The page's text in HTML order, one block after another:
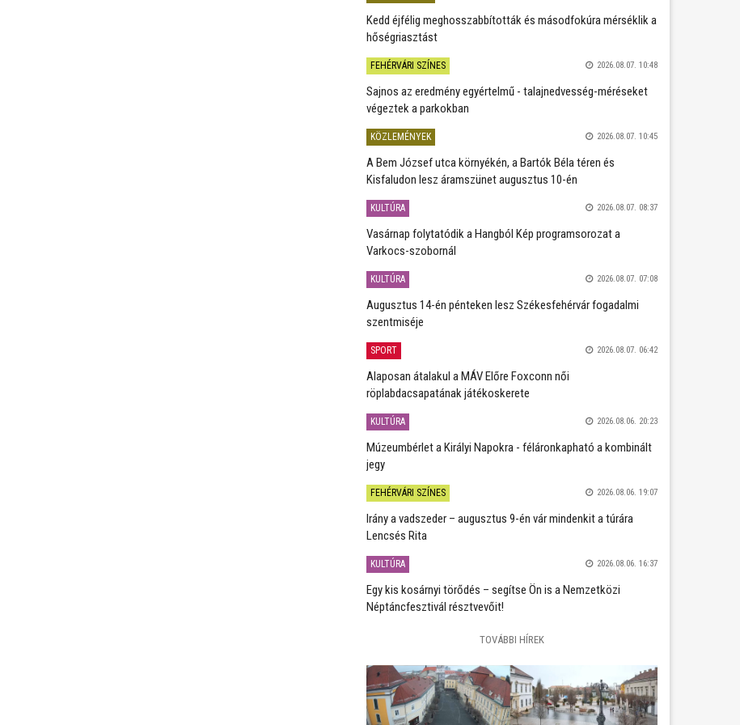
Kedd éjfélig meghosszabbították és másodfokúra mérséklik a
hőségriasztást
FEHÉRVÁRI SZÍNES 2026.08.07. 10:48
Sajnos az eredmény egyértelmű - talajnedvesség-méréseket
végeztek a parkokban
KÖZLEMÉNYEK 2026.08.07. 10:45
A Bem József utca környékén, a Bartók Béla téren és
Kisfaludon lesz áramszünet augusztus 10-én
KULTÚRA 2026.08.07. 08:37
Vasárnap folytatódik a Hangból Kép programsorozat a
Varkocs-szobornál
KULTÚRA 2026.08.07. 07:08
Augusztus 14-én pénteken lesz Székesfehérvár fogadalmi
szentmiséje
SPORT 2026.08.07. 06:42
Alaposan átalakul a MÁV Előre Foxconn női
röplabdacsapatának játékoskerete
KULTÚRA 2026.08.06. 20:23
Múzeumbérlet a Királyi Napokra - féláronkapható a kombinált
jegy
FEHÉRVÁRI SZÍNES 2026.08.06. 19:07
Irány a vadszeder – augusztus 9-én vár mindenkit a túrára
Lencsés Rita
KULTÚRA 2026.08.06. 16:37
Egy kis kosárnyi törődés – segítse Ön is a Nemzetközi
Néptáncfesztivál résztvevőit!
TOVÁBBI HÍREK